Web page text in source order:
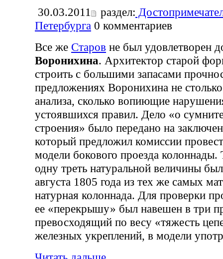
30.03.2011 раздел:
Петербурга 0 комментариев
Все же Старов не был удовлетворен
Воронихина. Архитектор старой
строить с большими запасами
предложениях Воронихина не столько
анализа, сколько вопиющие
устоявшихся правил. Дело «о
строения» было передано на
который предложил комиссии
модели бокового проезда колоннады.
одну треть натуральной величины
августа 1805 года из тех же самых
натурная колоннада. Для проверки
ее «перекрышу» был навешен в три
превосходящий по весу «тяжесть
железных укреплений, в модели